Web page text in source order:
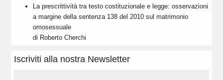
La prescrittività tra testo costituzionale e legge: osservazioni
a margine della sentenza 138 del 2010 sul matrimonio
omosessuale
di Roberto Cherchi
Iscriviti alla nostra Newsletter